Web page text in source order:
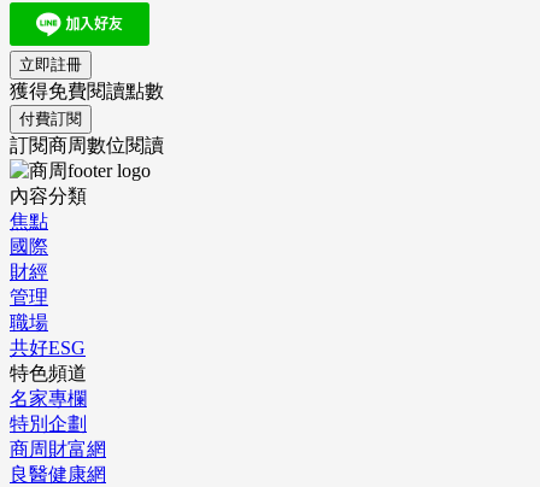
立即註冊
獲得免費閱讀點數
付費訂閱
訂閱商周數位閱讀
內容分類
焦點
國際
財經
管理
職場
共好ESG
特色頻道
名家專欄
特別企劃
商周財富網
良醫健康網